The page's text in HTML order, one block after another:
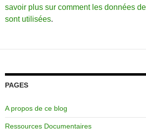
savoir plus sur comment les données
sont utilisées.
PAGES
A propos de ce blog
Ressources Documentaires